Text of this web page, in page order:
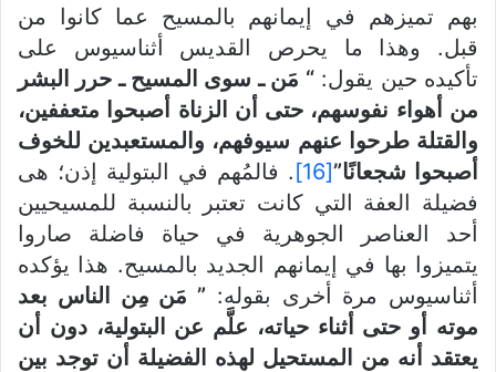
بهم تميزهم في إيمانهم بالمسيح عما كانوا من
قبل. وهذا ما يحرص القديس أثناسيوس على
تأكيده حين يقول: “ مَن ـ سوى المسيح ـ حرر البشر
من أهواء نفوسهم، حتى أن الزناة أصبحوا متعففين،
والقتلة طرحوا عنهم سيوفهم، والمستعبدين للخوف
أصبحوا شجعانًا”[16]
. فالمُهم في البتولية إذن؛ هى
فضيلة العفة التي كانت تعتبر بالنسبة للمسيحيين
أحد العناصر الجوهرية في حياة فاضلة صاروا
يتميزوا بها في إيمانهم الجديد بالمسيح. هذا يؤكده
أثناسيوس مرة أخرى بقوله: ” مَن مِن الناس بعد
موته أو حتى أثناء حياته، علَّم عن البتولية، دون أن
يعتقد أنه من المستحيل لهذه الفضيلة أن توجد بين